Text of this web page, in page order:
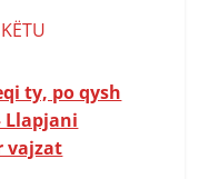
KËTU
ty, po qysh
Llapjani
vajzat